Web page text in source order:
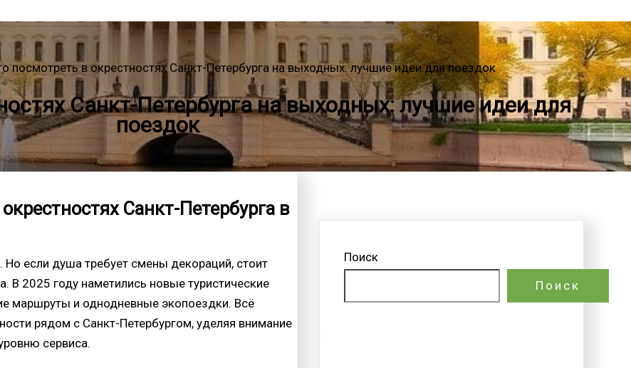
посмотреть в окрестностях Санкт-Петербурга на выходных: лучшие идеи для поездок
Санкт-Петербурга на выходных: лучшие идеи для
поездок
Санкт-Петербурга в
Но если душа требует смены декораций, стоит
В 2025 году наметились новые туристические
маршруты и однодневные экопоездки. Всё
рядом с Санкт-Петербургом, уделяя внимание
сервиса.
Поиск
Поиск